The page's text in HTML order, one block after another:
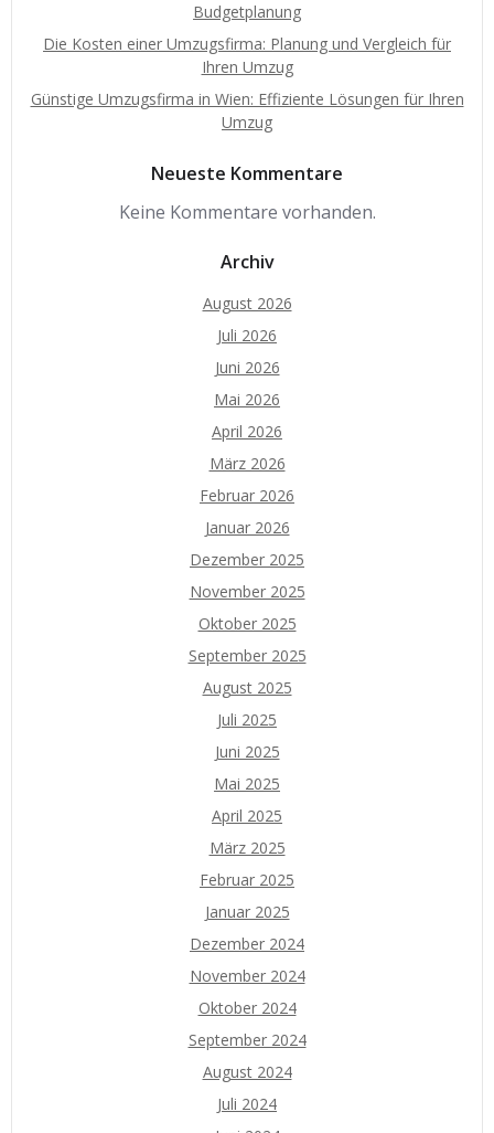
Budgetplanung
Die Kosten einer Umzugsfirma: Planung und Vergleich für
Ihren Umzug
Günstige Umzugsfirma in Wien: Effiziente Lösungen für Ihren
Umzug
Neueste Kommentare
Keine Kommentare vorhanden.
Archiv
August 2026
Juli 2026
Juni 2026
Mai 2026
April 2026
März 2026
Februar 2026
Januar 2026
Dezember 2025
November 2025
Oktober 2025
September 2025
August 2025
Juli 2025
Juni 2025
Mai 2025
April 2025
März 2025
Februar 2025
Januar 2025
Dezember 2024
November 2024
Oktober 2024
September 2024
August 2024
Juli 2024